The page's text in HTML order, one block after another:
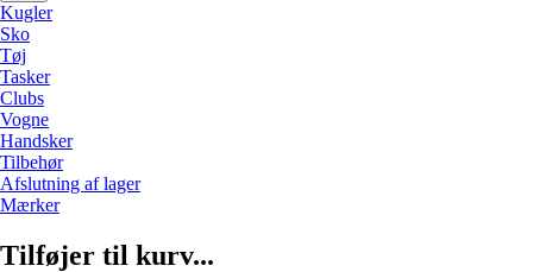
Kugler
Sko
Tøj
Tasker
Clubs
Vogne
Handsker
Tilbehør
Afslutning af lager
Mærker
Tilføjer til kurv...